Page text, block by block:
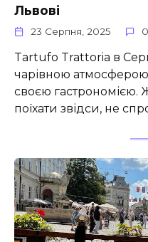
Львові
23 Серпня, 2025 0
Tartufo Trattoria в
чарівною
своєю гастрономією.
поїхати звідси, не